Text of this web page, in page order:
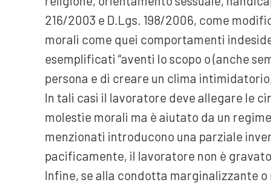
216/2003 e D.Lgs. 198/2006, come
morali come quei comportamenti
esemplificati “aventi lo scopo o (anche
persona e di creare un clima
In tali casi il lavoratore deve allegare le
molestie morali ma è aiutato da un
menzionati introducono una parziale
pacificamente, il lavoratore non è
Infine, se alla condotta marginalizzante